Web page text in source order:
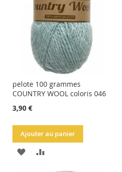
D'ACHATS
pelote 100 grammes
COUNTRY WOOL coloris 046
3,90 €
Ajouter au panier
AJOUTER